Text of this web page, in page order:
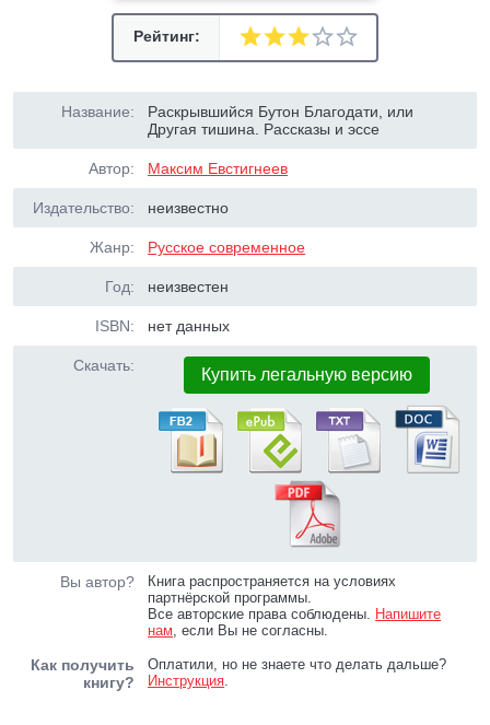
Рейтинг:
Название:
Раскрывшийся Бутон Благодати, или
Другая тишина. Рассказы и эссе
Автор: Максим Евстигнеев
Издательство: неизвестно
Жанр: Русское современное
Год: неизвестен
ISBN: нет данных
Скачать: Купить легальную версию
Вы автор?
Книга распространяется на условиях
партнёрской программы.
Все авторские права соблюдены. Напишите
нам, если Вы не согласны.
Как получить
книгу?
Оплатили, но не знаете что делать дальше?
Инструкция.